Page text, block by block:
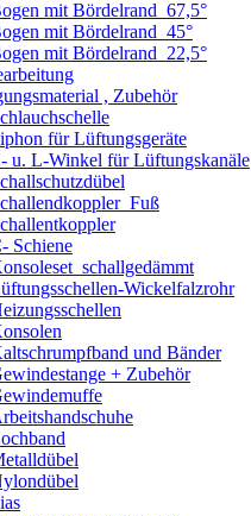
mit Bördelrand_67,5°
mit Bördelrand_45°
mit Bördelrand_22,5°
, Zubehör
für Lüftungsgeräte
u. L-Winkel für Lüftungskanäle
Schiene
Wickelfalzrohr
und Bänder
+ Zubehör